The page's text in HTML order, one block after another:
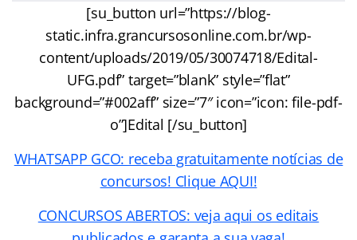
[su_button url=”https://blog-
static.infra.grancursosonline.com.br/wp-
content/uploads/2019/05/30074718/Edital-
UFG.pdf” target=”blank” style=”flat”
background=”#002aff” size=”7″ icon=”icon: file-pdf-
o”]Edital [/su_button]
WHATSAPP GCO: receba gratuitamente notícias de
concursos! Clique AQUI!
CONCURSOS ABERTOS: veja aqui os editais